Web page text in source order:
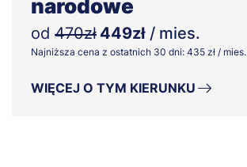
narodowe
od 470zł 449zł / mies.
Najniższa cena z ostatnich 30 dni: 435 zł / mies.
WIĘCEJ O TYM KIERUNKU